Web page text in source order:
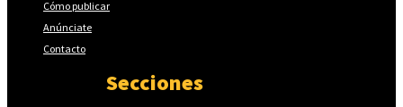
Cómo publicar
Anúnciate
Contacto
Secciones